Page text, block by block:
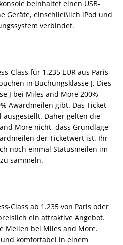
beinhaltet einen USB-
Geräte, einschließlich iPod und
verbindet.
Class für 1.235 EUR aus Paris
in Buchungsklasse J. Dies
J bei Miles and More 200%
Awardmeilen gibt. Das Ticket
ausgestellt. Daher gelten die
More nicht, dass Grundlage
der Ticketwert ist. Ihr
noch einmal Statusmeilen im
sammeln.
Class ab 1.235 von Paris oder
ein attraktive Angebot.
Meilen bei Miles and More.
komfortabel in einem